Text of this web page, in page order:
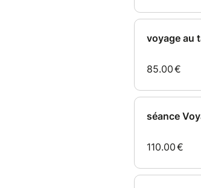
L'invitation
Je propose
***Merci de
Lieu
Centre